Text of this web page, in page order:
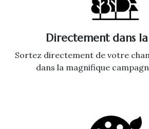
Directement dans
Sortez directement de votre
dans la magnifique